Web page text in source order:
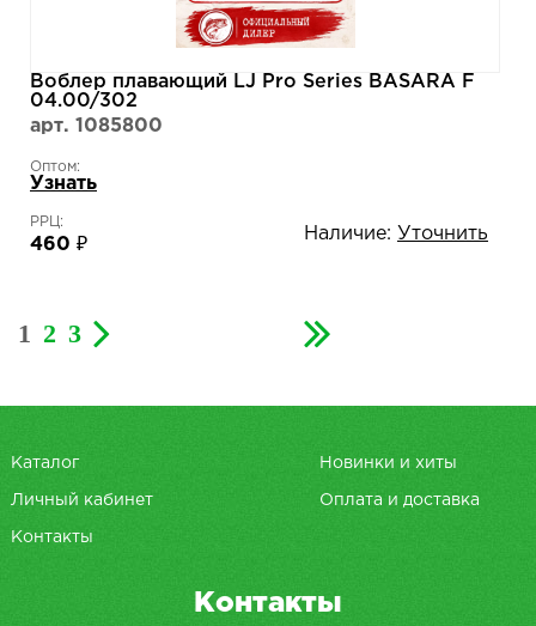
Воблер плавающий LJ Pro Series BASARA F
04.00/302
арт. 1085800
Оптом:
Узнать
РРЦ:
460 ₽
Наличие: Уточнить
1 2 3
Каталог Новинки и хиты
Личный кабинет Оплата и доставка
Контакты
Контакты